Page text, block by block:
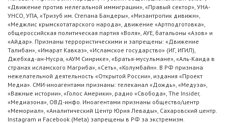
«Движение против нелегальной иммиграции», «Правый сектор», УНА-
УНСО, УПА, «Тризуб им. Степана Бандеры», «Мизантропик дивижн»,
«Меджлис крымскотатарского народа», движение «Артподготовка»,
общероссийская политическая партия «Воля», АУЕ, батальоны «Азов» и
«Айдар». Признаны террористическими и запрещены: «Движение
Талибан», «Имарат Кавказ», «Исламское государство» (ИГ, ИГИЛ),
Джебхад-ан-Нусра, «АУМ Синрике», «Братья-мусульмане», «Аль-Каида в
странах исламского Магриба», «Сеть», «Колумбайн». В РФ признана
нежелательной деятельность «Открытой России», издания «Проект
Медиа». СМИ-иноагентами признаны: телеканал «Дождь», «Медуза»,
«Важные истории», «Голос Америки», радио «Свобода», The Insider,
«Медиазона», ОВД-инфо. Иноагентами признаны общество/центр
«Мемориал», «Аналитический Центр Юрия Левады», Сахаровский центр.
Instagram и Facebook (Metа) запрещены в РФ за экстремизм.